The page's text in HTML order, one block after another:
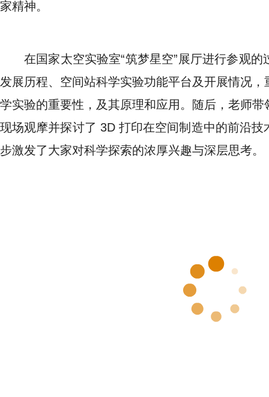
家精神。
在国家太空实验室“筑梦星空”展厅进行参观
发展历程、空间站科学实验功能平台及开展情况
学实验的重要性，及其原理和应用。随后，老师
现场观摩并探讨了 3D 打印在空间制造中的前沿
步激发了大家对科学探索的浓厚兴趣与深层思考。